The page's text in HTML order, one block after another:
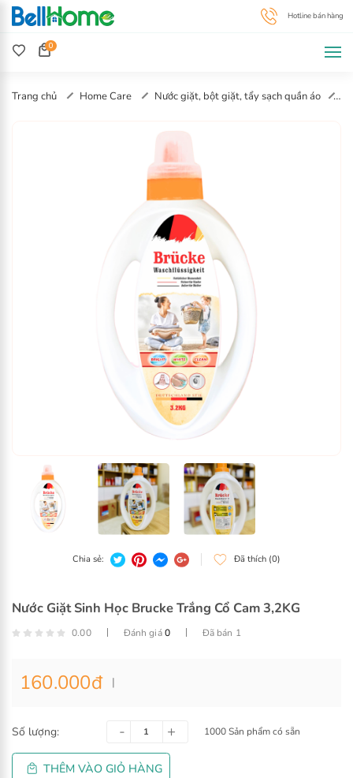
0
Trang chủ Home Care
Nước giặt, bột giặt, tẩy sạch quần áo
Nước Giặt Sinh Học Brucke Trắng Cổ Cam 3,2KG
0.00 Đánh giá0 Đã bán 1
160.000đ
Số lượng: 1000 Sản phẩm có sẵn